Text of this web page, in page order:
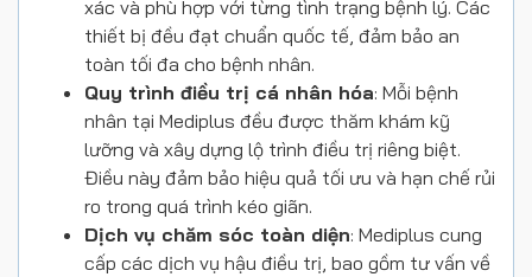
xác và phù hợp với từng tình trạng bệnh lý. Các
thiết bị đều đạt chuẩn quốc tế, đảm bảo an
toàn tối đa cho bệnh nhân.
Quy trình điều trị cá nhân hóa: Mỗi bệnh
nhân tại Mediplus đều được thăm khám kỹ
lưỡng và xây dựng lộ trình điều trị riêng biệt.
Điều này đảm bảo hiệu quả tối ưu và hạn chế rủi
ro trong quá trình kéo giãn.
Dịch vụ chăm sóc toàn diện: Mediplus cung
cấp các dịch vụ hậu điều trị, bao gồm tư vấn về